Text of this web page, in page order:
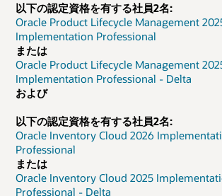
以下の認定資格を有する社員2名:
Oracle Product Lifecycle Management
Implementation Professional
または
Oracle Product Lifecycle Management
Implementation Professional - Delta
および
以下の認定資格を有する社員2名:
Oracle Inventory Cloud 2026
Professional
または
Oracle Inventory Cloud 2025
Professional - Delta